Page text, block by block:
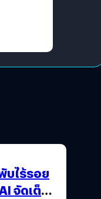
บไร้รอย
จัดเต็ม